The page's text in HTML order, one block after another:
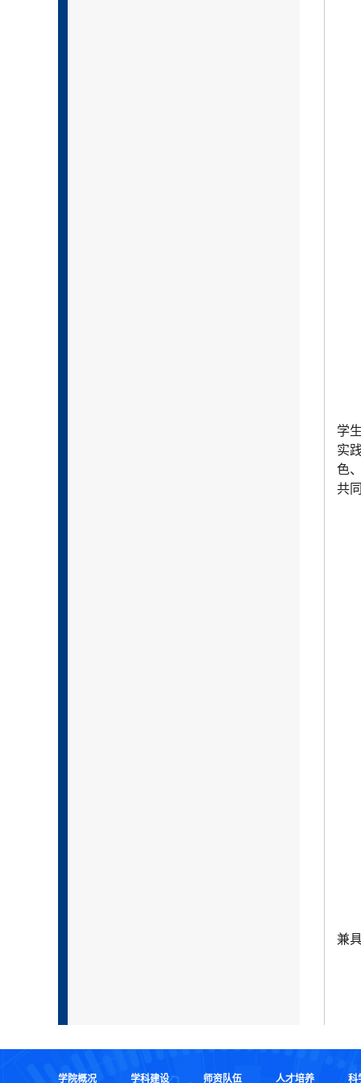
学
实
色
共
兼
学院概况 学科建设 师资队伍 人才培养 科